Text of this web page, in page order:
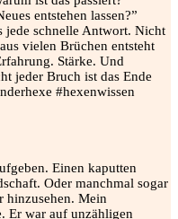
Einen kaputten
Oder manchmal sogar
hinzusehen. Mein
Er war auf unzähligen